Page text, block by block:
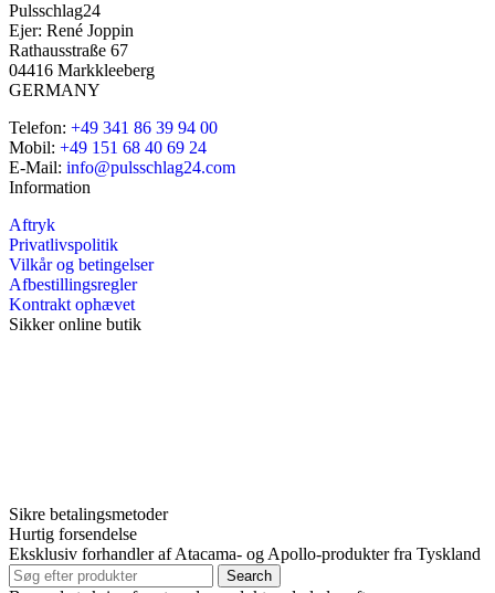
Pulsschlag24
Ejer: René Joppin
Rathausstraße 67
04416 Markkleeberg
GERMANY
Telefon: +49 341 86 39 94 00
Mobil: +49 151 68 40 69 24
E-Mail: info@pulsschlag24.com
Information
Aftryk
Privatlivspolitik
Vilkår og betingelser
Afbestillingsregler
Kontrakt ophævet
Sikker online butik
Sikre betalingsmetoder
Hurtig forsendelse
Eksklusiv forhandler af Atacama- og Apollo-produkter fra Tyskland
Search